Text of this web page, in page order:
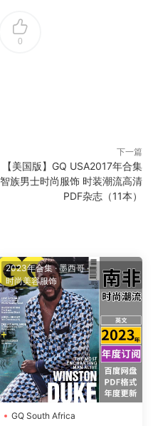
0
下一篇
【美国版】GQ USA2017年合集
智族男士时尚服饰 时装潮流高清
PDF杂志（11本）
2023年合集·墨西哥·
时尚美容服饰
GQ South Africa